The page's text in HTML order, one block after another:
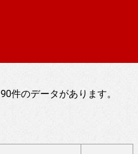
90件のデータがあります。